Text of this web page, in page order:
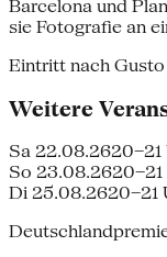
Barcelona und
sie Fotografie an
Eintritt nach
Weitere
Sa 22.08.2620–21
So 23.08.2620–21
Di 25.08.2620–21